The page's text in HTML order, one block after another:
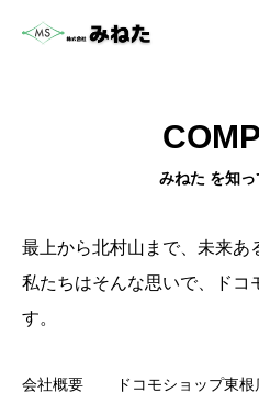
会社案内
ドコモショップ新庄南店
ドコモショップ東根店
みねた を知っ
最上から北村山まで、未来あ
私たちはそんな思いで、ドコ
す。
会社概要 ドコモショップ東根